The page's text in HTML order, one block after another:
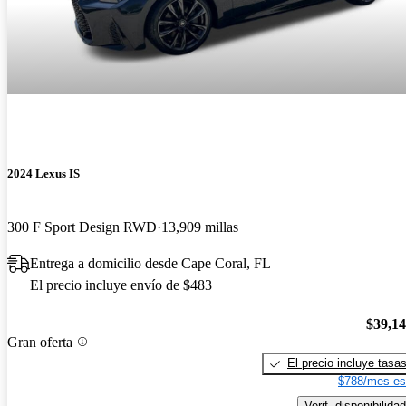
2024 Lexus IS
300 F Sport Design RWD 13,909 millas
Entrega a domicilio desde Cape Coral, FL
El precio incluye envío de $483
Gran oferta
El precio incluye tasas
$788/mes